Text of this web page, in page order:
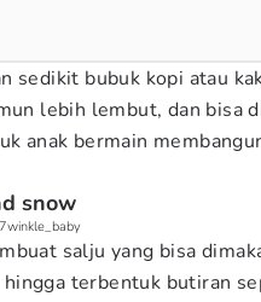
sedikit bubuk kopi atau
lebih lembut, dan bisa
anak bermain
snow
salju yang bisa
terbentuk butiran